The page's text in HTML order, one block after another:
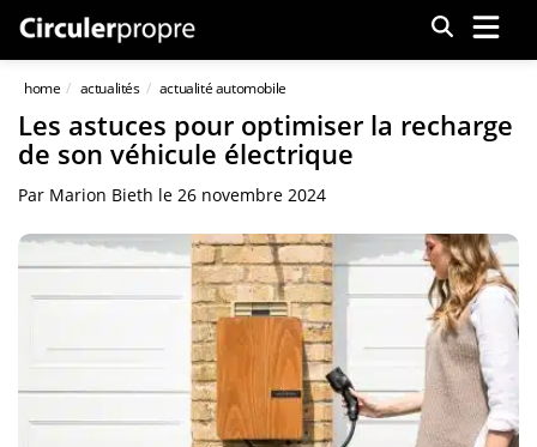
Menu
home actualités actualité automobile
Les astuces pour optimiser la recharge
de son véhicule électrique
Par Marion Bieth le 26 novembre 2024